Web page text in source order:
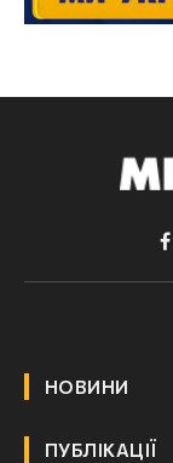
НОВИНИ
ПУБЛІКАЦІЇ